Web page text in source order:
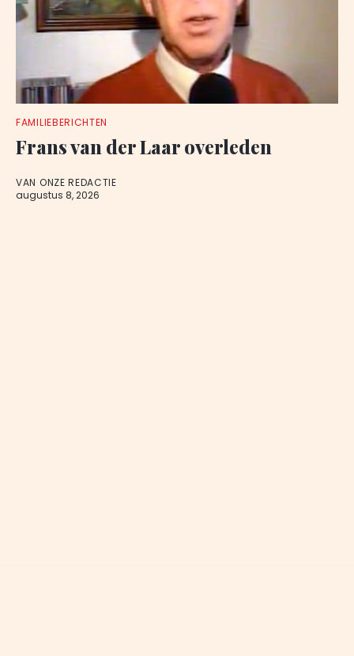
FAMILIEBERICHTEN
Frans van der Laar overleden
VAN ONZE REDACTIE
augustus 8, 2026